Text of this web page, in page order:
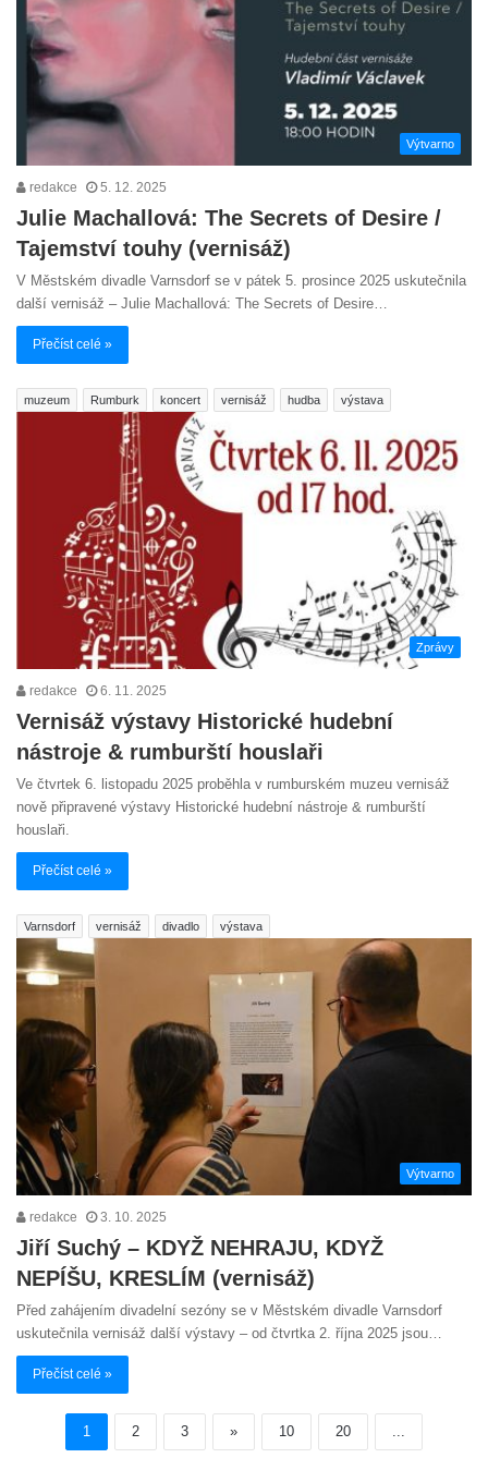
Výtvarno
redakce 5. 12. 2025
Julie Machallová: The Secrets of Desire /
Tajemství touhy (vernisáž)
V Městském divadle Varnsdorf se v pátek 5. prosince 2025 uskutečnila
další vernisáž – Julie Machallová: The Secrets of Desire…
Přečíst celé »
muzeum Rumburk koncert vernisáž hudba výstava
Zprávy
redakce 6. 11. 2025
Vernisáž výstavy Historické hudební
nástroje & rumburští houslaři
Ve čtvrtek 6. listopadu 2025 proběhla v rumburském muzeu vernisáž
nově připravené výstavy Historické hudební nástroje & rumburští
houslaři.
Přečíst celé »
Varnsdorf vernisáž divadlo výstava
Výtvarno
redakce 3. 10. 2025
Jiří Suchý – KDYŽ NEHRAJU, KDYŽ
NEPÍŠU, KRESLÍM (vernisáž)
Před zahájením divadelní sezóny se v Městském divadle Varnsdorf
uskutečnila vernisáž další výstavy – od čtvrtka 2. října 2025 jsou…
Přečíst celé »
1 2 3 » 10 20